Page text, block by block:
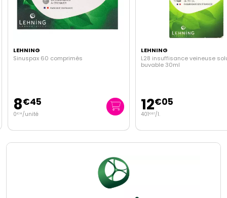
LEHNING
Sinuspax 60 comprimés
8€45
0€ 14 /unité
LEHNING
L28 insuffisance veineuse
buvable 30ml
12€05
401€67/l.